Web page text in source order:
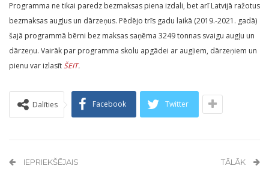
Programma ne tikai paredz bezmaksas piena izdali, bet arī Latvijā ražotus
bezmaksas augļus un dārzeņus. Pēdējo trīs gadu laikā (2019.-2021. gadā)
šajā programmā bērni bez maksas saņēma 3249 tonnas svaigu augļu un
dārzeņu. Vairāk par programma skolu apgādei ar augļiem, dārzeņiem un
pienu var izlasītŠEIT.
Dalīties Facebook Twitter
IEPRIEKŠĒJAIS TĀLĀK